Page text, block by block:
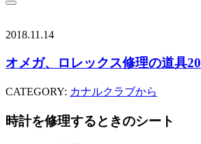
2018.11.14
オメガ、ロレックス修理の道具20
CATEGORY: カナルクラブから
時計を修理するときのシート